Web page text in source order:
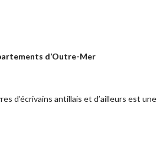
d’Outre-Mer
d’écrivains antillais et d’ailleurs est une